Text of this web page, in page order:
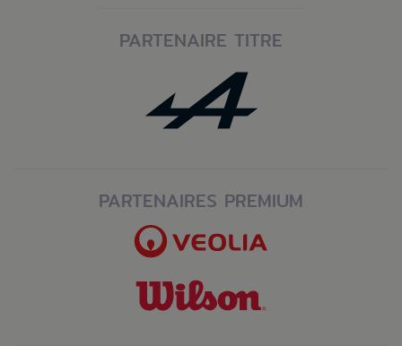
PARTENAIRE TITRE
PARTENAIRES PREMIUM